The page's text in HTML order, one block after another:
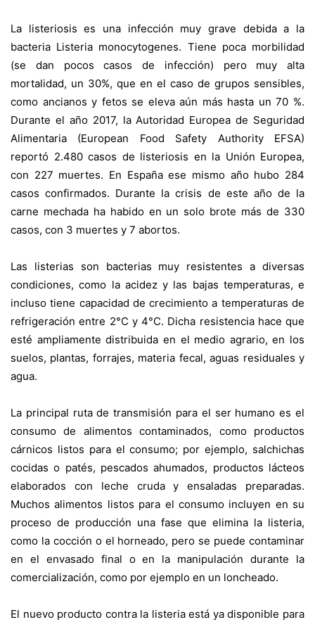
La listeriosis es una infección muy grave debida a la
bacteria Listeria monocytogenes. Tiene poca morbilidad
(se dan pocos casos de infección) pero muy alta
mortalidad, un 30%, que en el caso de grupos sensibles,
como ancianos y fetos se eleva aún más hasta un 70 %.
Durante el año 2017, la Autoridad Europea de Seguridad
Alimentaria (European Food Safety Authority EFSA)
reportó 2.480 casos de listeriosis en la Unión Europea,
con 227 muertes. En España ese mismo año hubo 284
casos confirmados. Durante la crisis de este año de la
carne mechada ha habido en un solo brote más de 330
casos, con 3 muertes y 7 abortos.
Las listerias son bacterias muy resistentes a diversas
condiciones, como la acidez y las bajas temperaturas, e
incluso tiene capacidad de crecimiento a temperaturas de
refrigeración entre 2°C y 4°C. Dicha resistencia hace que
esté ampliamente distribuida en el medio agrario, en los
suelos, plantas, forrajes, materia fecal, aguas residuales y
agua.
La principal ruta de transmisión para el ser humano es el
consumo de alimentos contaminados, como productos
cárnicos listos para el consumo; por ejemplo, salchichas
cocidas o patés, pescados ahumados, productos lácteos
elaborados con leche cruda y ensaladas preparadas.
Muchos alimentos listos para el consumo incluyen en su
proceso de producción una fase que elimina la listeria,
como la cocción o el horneado, pero se puede contaminar
en el envasado final o en la manipulación durante la
comercialización, como por ejemplo en un loncheado.
El nuevo producto contra la listeria está ya disponible para